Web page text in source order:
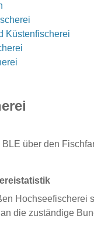
Küstenfischerei
über den
Hochseefischerei
die zuständige